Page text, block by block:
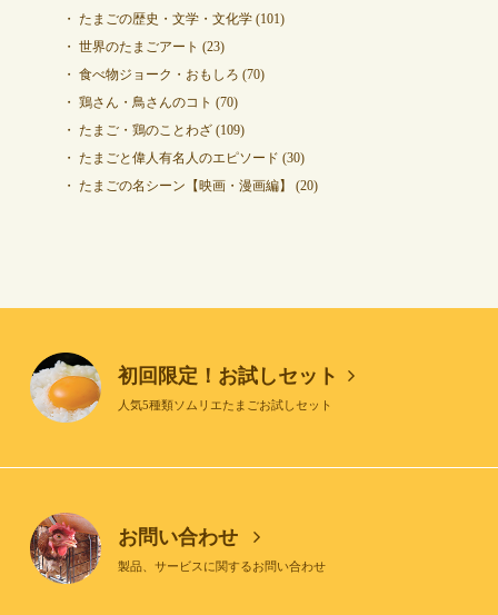
たまごの歴史・文学・文化学(101)
世界のたまごアート (23)
食べ物ジョーク・おもしろ (70)
鶏さん・鳥さんのコト (70)
たまご・鶏のことわざ(109)
たまごと偉人有名人のエピソード (30)
たまごの名シーン【映画・漫画編】
(20)
初回限定！お試しセット
人気5種類ソムリエたまごお試しセット
お問い合わせ
製品、サービスに関するお問い合わせ